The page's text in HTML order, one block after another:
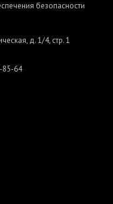
безопасности
д. 1/4, стр. 1
85-64